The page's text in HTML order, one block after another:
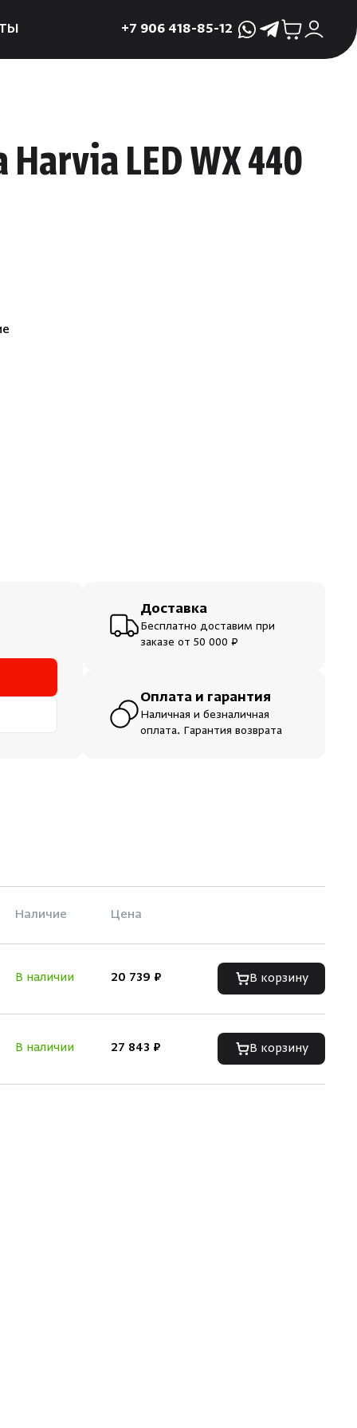
+7 906 418-85-12
WhatsApp
Telegram
LED WX 440
Доставка
Бесплатно доставим при
заказе от 50 000 ₽
Оплата и гарантия
Наличная и безналичная
оплата. Гарантия возврата
Наличие Цена
В наличии 20 739 ₽ В корзину
В наличии 27 843 ₽ В корзину